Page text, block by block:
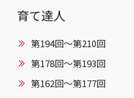
育て達人
第194回～第210回
第178回～第193回
第162回～第177回